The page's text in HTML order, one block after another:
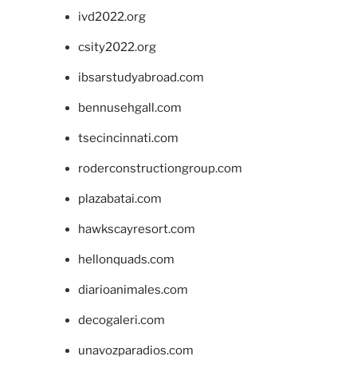
ivd2022.org
csity2022.org
ibsarstudyabroad.com
bennusehgall.com
tsecincinnati.com
roderconstructiongroup.com
plazabatai.com
hawkscayresort.com
hellonquads.com
diarioanimales.com
decogaleri.com
unavozparadios.com